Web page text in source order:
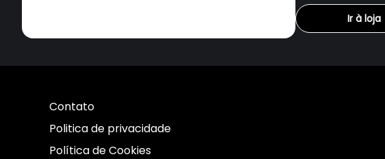
Ir à loja
Contato
Politica de privacidade
Política de Cookies